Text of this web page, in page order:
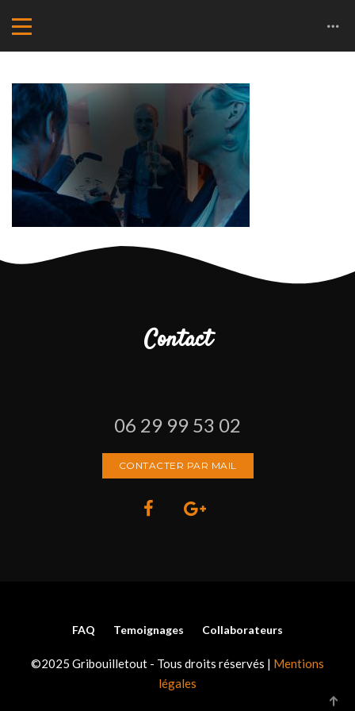
Contact
06 29 99 53 02
CONTACTER PAR MAIL
FAQ Temoignages Collaborateurs
©2025 Gribouilletout - Tous droits réservés | Mentions
légales